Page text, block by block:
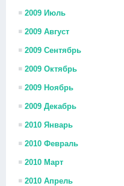
2009 Июль
2009 Август
2009 Сентябрь
2009 Октябрь
2009 Ноябрь
2009 Декабрь
2010 Январь
2010 Февраль
2010 Март
2010 Апрель